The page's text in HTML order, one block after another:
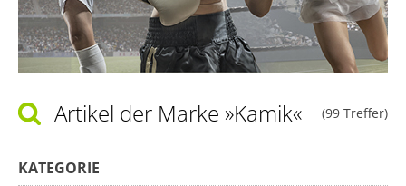
(99 Treffer)
Artikel der Marke »Kamik«
KATEGORIE